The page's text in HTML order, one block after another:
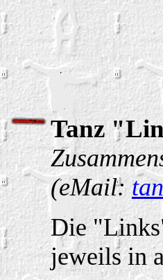
Tanz
(eMail:
Die
jeweils in